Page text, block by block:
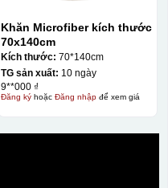
Khăn Microfiber kích thước
70x140cm
Kích thước: 70*140cm
TG sản xuất: 10 ngày
9**000 ₫
Đăng kýhoặc Đăng nhậpđể xem giá